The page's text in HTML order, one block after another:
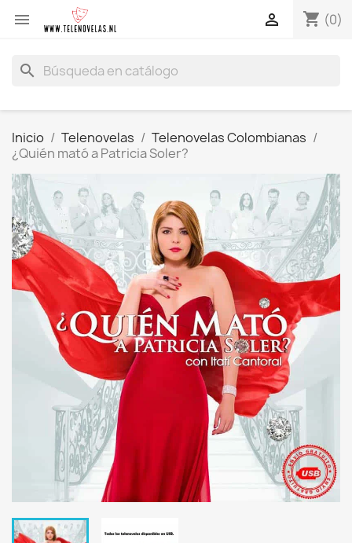
 shopping_cart (0)

search
Inicio Telenovelas
Telenovelas Colombianas
¿Quién mató a Patricia Soler?